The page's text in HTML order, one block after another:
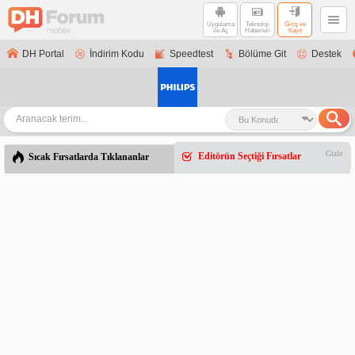
Uygulama
ile Aç
Teknoloji
Haberleri
Giriş ve
Kayıt
DH Portal İndirim Kodu Speedtest Bölüme Git Destek
Sıcak Fırsatlarda Tıklananlar Editörün Seçtiği Fırsatlar Gizle